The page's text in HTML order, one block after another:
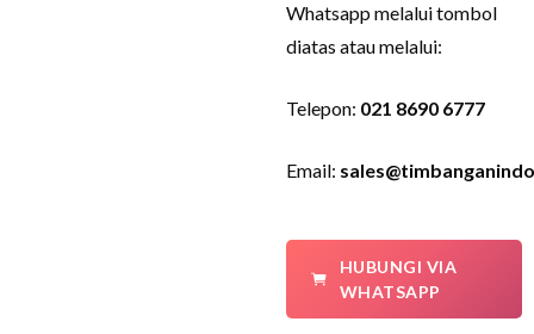
Whatsapp melalui tombol
diatas atau melalui:
Telepon: 021 8690 6777
Email:
HUBUNGI VIA
WHATSAPP